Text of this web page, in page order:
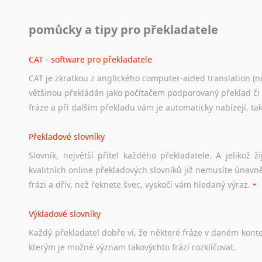
Odkazy poskytující cenné informace nekomerčního
Studium v Austrálii
Soubor odkazů užitečných všem, kteří uvažují o studiu v
a zázemí, australské univerzity a samozřejmě i osobní
Práce v Austrálii
Odkazy poskytující cenné informace nekomerčního
hledat práci na internetu případně osobní zkušenosti
Hledáte-li
práci
stejná obecná pravidla, jako pro český životopis. Tak dost
pomůcky a tipy pro překladatele
CAT - software pro překladatele
CAT je zkratkou z anglického computer-aided translation
většinou překládán jako počítačem podporovaný překlad
fráze a při dalším překladu vám je automaticky nabízejí,
Překladové slovníky
Slovník, největší přítel každého překladatele. A jelikož
kvalitních online překladových slovníků již nemusíte
frázi a dřív, než řeknete švec, vyskočí vám hledaný výraz.
Výkladové slovníky
Každý překladatel dobře ví, že některé fráze v daném
kterým je možné význam takovýchto frází rozklíčovat.